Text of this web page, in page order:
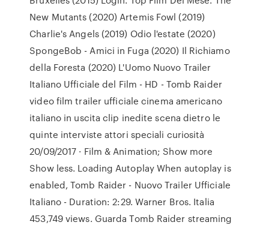
New Mutants (2020) Artemis Fowl (2019)
Charlie's Angels (2019) Odio l'estate (2020)
SpongeBob - Amici in Fuga (2020) Il Richiamo
della Foresta (2020) L'Uomo Nuovo Trailer
Italiano Ufficiale del Film - HD - Tomb Raider
video film trailer ufficiale cinema americano
italiano in uscita clip inedite scena dietro le
quinte interviste attori speciali curiosità
20/09/2017 · Film & Animation; Show more
Show less. Loading Autoplay When autoplay is
enabled, Tomb Raider - Nuovo Trailer Ufficiale
Italiano - Duration: 2:29. Warner Bros. Italia
453,749 views. Guarda Tomb Raider streaming